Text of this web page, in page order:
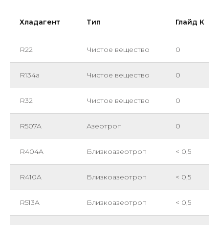
Хладагент Тип Глайд К
R22 Чистое вещество 0
R134a Чистое вещество 0
R32 Чистое вещество 0
R507A Азеотроп 0
R404A Близкоазеотроп < 0,5
R410A Близкоазеотроп < 0,5
R513A Близкоазеотроп < 0,5